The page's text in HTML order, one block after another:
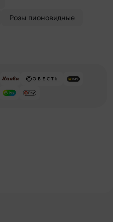
Розы пионовидные